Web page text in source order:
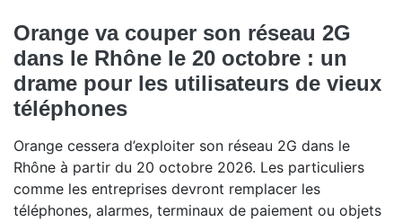
Orange va couper son réseau 2G
dans le Rhône le 20 octobre : un
drame pour les utilisateurs de vieux
téléphones
Orange cessera d’exploiter son réseau 2G dans le
Rhône à partir du 20 octobre 2026. Les particuliers
comme les entreprises devront remplacer les
téléphones, alarmes, terminaux de paiement ou objets